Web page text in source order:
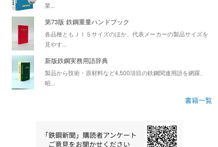
業...
第73版 鉄鋼重量ハンドブック
各品種ともＪＩＳサイズのほか、代表メーカーの製品サイズを
見やす...
新版鉄鋼実務用語辞典
製品から技術・原材料など4,500項目の鉄鋼関連用語を網羅、
昭...
書籍一覧